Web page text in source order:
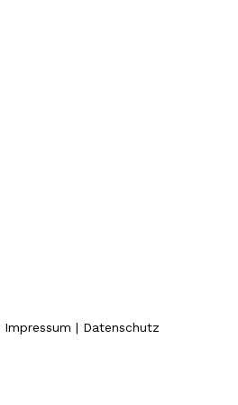
Impressum | Datenschutz